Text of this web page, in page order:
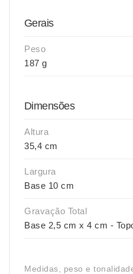
Gerais
Peso
187 g
Dimensões
Altura
35,4 cm
Largura
Base 10 cm
Gravação Total
Base 2,5 cm x 4 cm -
Medidas, peso e